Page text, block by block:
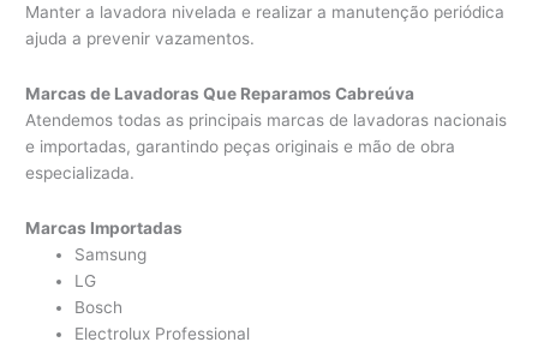
Manter a lavadora nivelada e realizar a manutenção periódica
ajuda a prevenir vazamentos.
Marcas de Lavadoras Que Reparamos Cabreúva
Atendemos todas as principais marcas de lavadoras nacionais
e importadas, garantindo peças originais e mão de obra
especializada.
Marcas Importadas
Samsung
LG
Bosch
Electrolux Professional